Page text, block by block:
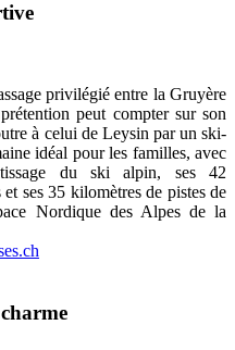
privilégié entre la Gruyère
peut compter sur son
à celui de Leysin par un ski-
idéal pour les familles, avec
du ski alpin, ses 42
ses 35 kilomètres de pistes de
Nordique des Alpes de la